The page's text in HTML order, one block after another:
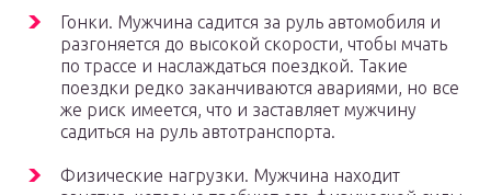
Гонки. Мужчина садится за руль автомобиля и
разгоняется до высокой скорости, чтобы мчать
по трассе и наслаждаться поездкой. Такие
поездки редко заканчиваются авариями, но все
же риск имеется, что и заставляет мужчину
садиться на руль автотранспорта.
Физические нагрузки. Мужчина находит